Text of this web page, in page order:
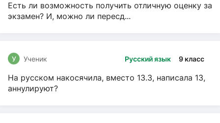
Есть ли возможность получить отличную оценку за
экзамен? И, можно ли пересд...
Русский язык 9 класс
У Ученик
На русском накосячила, вместо 13.3, написала 13,
аннулируют?